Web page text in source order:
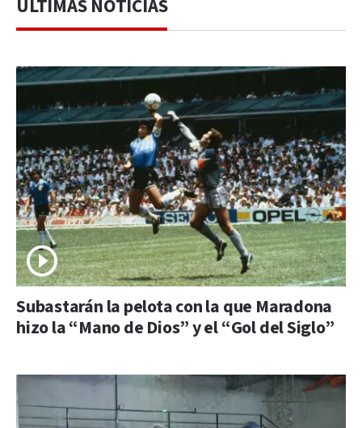
ÚLTIMAS NOTICIAS
Subastarán la pelota con la que Maradona
hizo la “Mano de Dios” y el “Gol del Siglo”